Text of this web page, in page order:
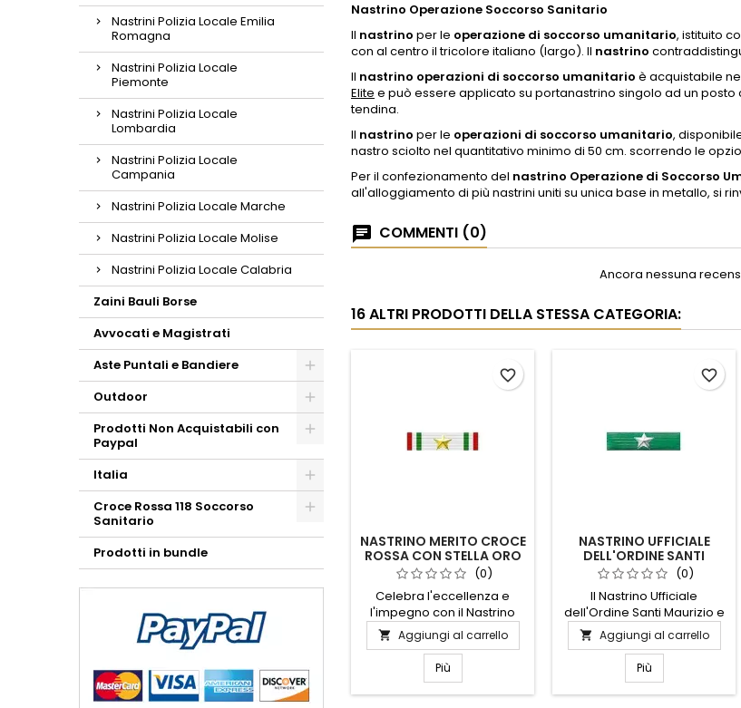
Nastrini Polizia Locale Emilia
Romagna
Nastrini Polizia Locale
Piemonte
Nastrini Polizia Locale
Lombardia
Nastrini Polizia Locale
Campania
Nastrini Polizia Locale Marche
Nastrini Polizia Locale Molise
Nastrini Polizia Locale Calabria
Zaini Bauli Borse
Avvocati e Magistrati
Aste Puntali e Bandiere
Outdoor
Prodotti Non Acquistabili con
Paypal
Italia
Croce Rossa 118 Soccorso
Sanitario
Prodotti in bundle
Nastrino Operazione Soccorso Sanitario
Il nastrino per le operazione di soccorso umanitario, istituito
con al centro il tricolore italiano (largo). Il nastrino
Il nastrino operazioni di soccorso umanitario è acquistabile
Elite e può essere applicato su portanastrino singolo ad un
tendina.
Il nastrino per le operazioni di soccorso umanitario,
nastro sciolto nel quantitativo minimo di 50 cm. scorrendo le
Per il confezionamento del nastrino Operazione di Soccorso
all'alloggiamento di più nastrini uniti su unica base in metallo, si
COMMENTI (0)
Ancora nessuna
16 ALTRI PRODOTTI DELLA STESSA CATEGORIA:
NASTRINO MERITO CROCE
ROSSA CON STELLA ORO
(0)
Celebra l'eccellenza e
l'impegno con il Nastrino
Merito Croce Rossa con
Stella Oro. Questo distintivo
elegante rappresenta un
riconoscimento prestigioso
per chi ha dimostrato
 Aggiungi al carrello
Più
favorite_border
NASTRINO UFFICIALE
DELL'ORDINE SANTI
MAURIZIO E LAZZARO
(0)
Il Nastrino Ufficiale
dell'Ordine Santi Maurizio e
Lazzaro è un simbolo di
prestigio e tradizione.
Realizzato con materiali di
alta qualità, questo nastrino
rappresenta l'eccellenza e
 Aggiungi al carrello
Più
favorite_border